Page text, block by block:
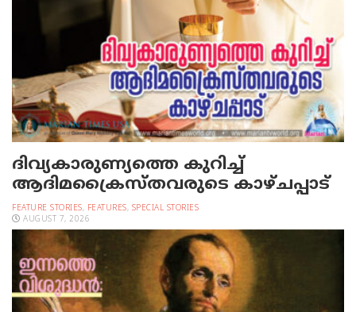
ദിവ്യകാരുണ്യത്തെ കുറിച്ച്
ആദിമക്രൈസ്തവരുടെ കാഴ്ചപ്പാട്
FEATURE STORIES, FEATURES, SPECIAL STORIES
AUGUST 7, 2026